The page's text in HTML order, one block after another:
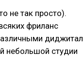
не так просто).
фриланс
небольшой студии